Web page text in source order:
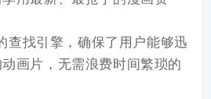
查找引擎，确保了用户能够迅
画片，无需浪费时间繁琐的